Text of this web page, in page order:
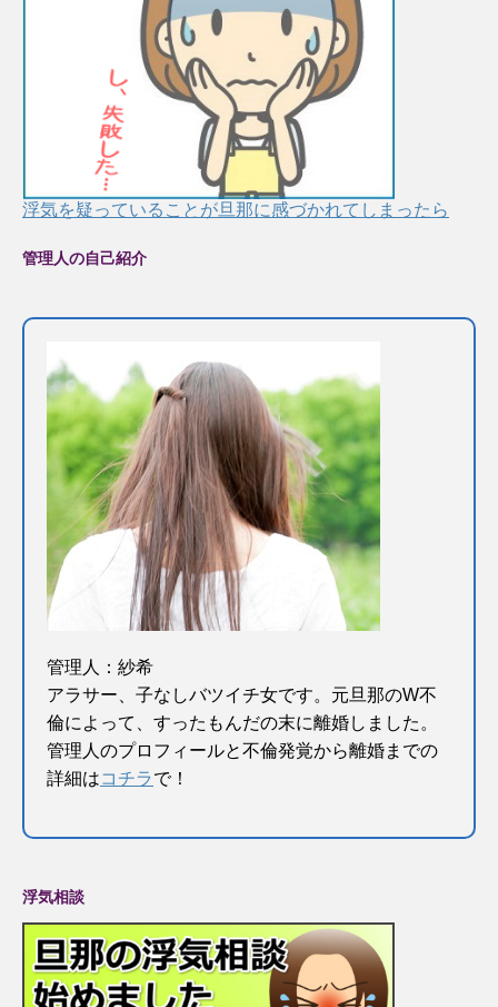
浮気を疑っていることが旦那に感づかれてしまったら
管理人の自己紹介
管理人：紗希
アラサー、子なしバツイチ女です。元旦那のW不
倫によって、すったもんだの末に離婚しました。
管理人のプロフィールと不倫発覚から離婚までの
詳細はコチラで！
浮気相談